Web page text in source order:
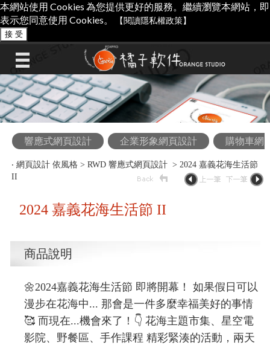
本網站使用 Cookies 為您提供更好的服務。繼續瀏覽本網站，即
表示您同意使用 Cookies。
【閱讀隱私權政策】
接 受
響應式網頁設計 企業形象網頁設計 購物車網
‧ 網頁設計 依風格> RWD 響應式網頁設計 > 2024 嘉義花海生活節
II
2024 嘉義花海生活節 II
商品說明
🌼2024嘉義花海生活節 即將開幕！ 如果假日可以
漫步在花海中... 那會是一件多麼幸福美好的事情
🥰 而現在...機會來了！👇 花海主題市集、星空電
影院、野餐區、手作課程 精彩緊湊的活動，兩天